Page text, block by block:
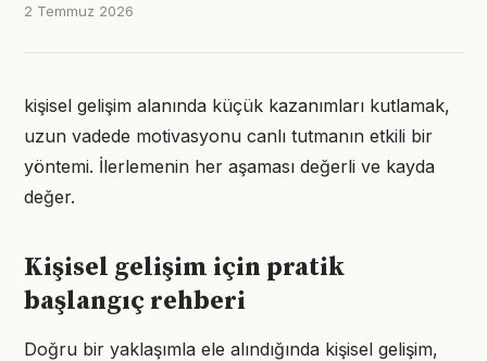
2 Temmuz 2026
kişisel gelişim alanında küçük kazanımları kutlamak,
uzun vadede motivasyonu canlı tutmanın etkili bir
yöntemi. İlerlemenin her aşaması değerli ve kayda
değer.
Kişisel gelişim için pratik
başlangıç rehberi
Doğru bir yaklaşımla ele alındığında kişisel gelişim,